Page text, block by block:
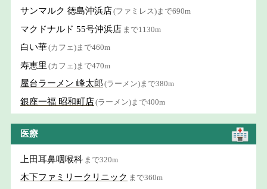
サンマルク 徳島沖浜店(ファミレス)まで690m
マクドナルド 55号沖浜店 まで1130m
白い華(カフェ)まで460m
寿恵里 (カフェ)まで470m
屋台ラーメン 峰太郎 (ラーメン)まで380m
銀座一福 昭和町店(ラーメン)まで400m
医療
上田耳鼻咽喉科 まで320m
木下ファミリークリニック まで360m